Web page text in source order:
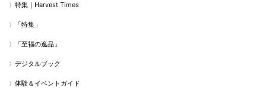
特集｜Harvest Times
「特集」
「至福の逸品」
デジタルブック
体験＆イベントガイド